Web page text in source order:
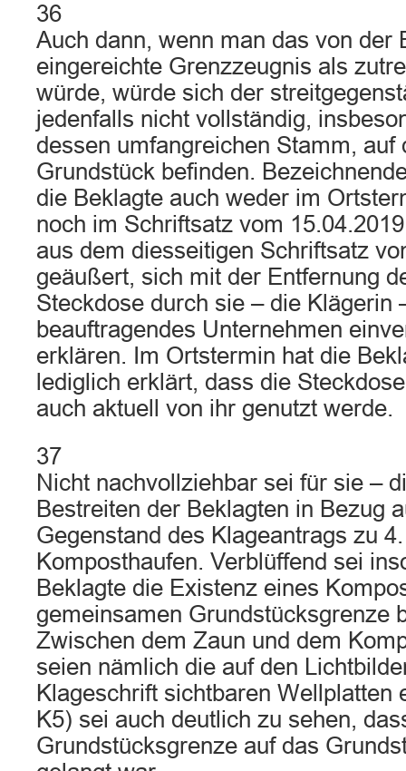
36
Auch dann, wenn man das von der
eingereichte Grenzzeugnis als
würde, würde sich der
jedenfalls nicht vollständig,
dessen umfangreichen Stamm, auf
Grundstück befinden.
die Beklagte auch weder im
noch im Schriftsatz vom
aus dem diesseitigen Schriftsatz
geäußert, sich mit der Entfernung
Steckdose durch sie – die Klägerin
beauftragendes Unternehmen
erklären. Im Ortstermin hat die
lediglich erklärt, dass die
auch aktuell von ihr genutzt werde.
37
Nicht nachvollziehbar sei für sie –
Bestreiten der Beklagten in Bezug
Gegenstand des Klageantrags zu
Komposthaufen. Verblüffend sei
Beklagte die Existenz eines
gemeinsamen Grundstücksgrenze
Zwischen dem Zaun und dem
seien nämlich die auf den
Klageschrift sichtbaren Wellplatten
K5) sei auch deutlich zu sehen,
Grundstücksgrenze auf das